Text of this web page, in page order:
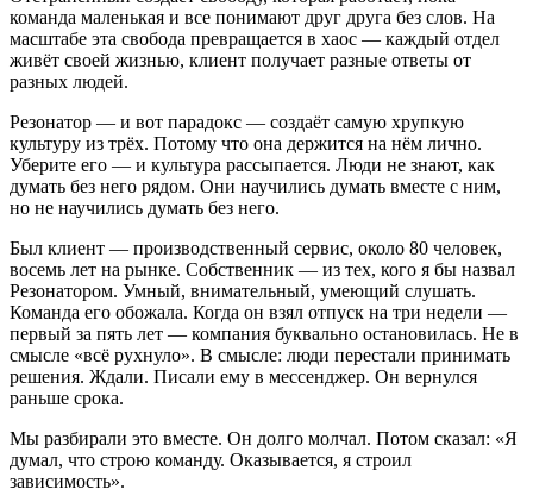
команда маленькая и все понимают друг друга без слов. На
масштабе эта свобода превращается в хаос — каждый отдел
живёт своей жизнью, клиент получает разные ответы от
разных людей.
Резонатор — и вот парадокс — создаёт самую хрупкую
культуру из трёх. Потому что она держится на нём лично.
Уберите его — и культура рассыпается. Люди не знают, как
думать без него рядом. Они научились думать вместе с ним,
но не научились думать без него.
Был клиент — производственный сервис, около 80 человек,
восемь лет на рынке. Собственник — из тех, кого я бы назвал
Резонатором. Умный, внимательный, умеющий слушать.
Команда его обожала. Когда он взял отпуск на три недели —
первый за пять лет — компания буквально остановилась. Не в
смысле «всё рухнуло». В смысле: люди перестали принимать
решения. Ждали. Писали ему в мессенджер. Он вернулся
раньше срока.
Мы разбирали это вместе. Он долго молчал. Потом сказал: «Я
думал, что строю команду. Оказывается, я строил
зависимость».